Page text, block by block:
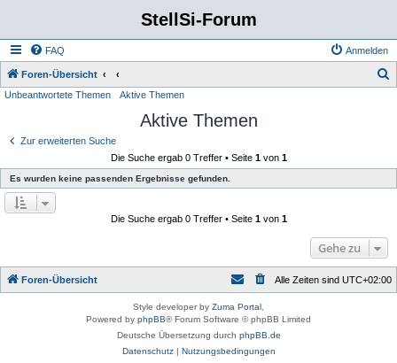
StellSi-Forum
FAQ Anmelden
Foren-Übersicht
Unbeantwortete Themen Aktive Themen
Aktive Themen
Zur erweiterten Suche
Die Suche ergab 0 Treffer • Seite 1von 1
Es wurden keine passenden Ergebnisse gefunden.
Die Suche ergab 0 Treffer • Seite 1von 1
Gehe zu
Foren-Übersicht Alle Zeiten sind UTC+02:00
Style developer by Zuma Portal
Powered by phpBB® Forum Software © phpBB Limited
Deutsche Übersetzung durch phpBB.de
Datenschutz| Nutzungsbedingungen